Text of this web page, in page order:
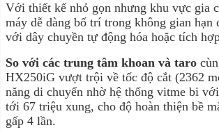
Với thiết kế nhỏ gọn nhưng khu vực gia
máy dễ dàng bố trí trong không gian hạn
với dây chuyền tự động hóa hoặc tích
So với các trung tâm khoan và taro
HX250iG vượt trội về tốc độ cắt (2362
năng di chuyển nhờ hệ thống vitme bi
tới 67 triệu xung, cho độ hoàn thiện bề
gấp 4 lần.